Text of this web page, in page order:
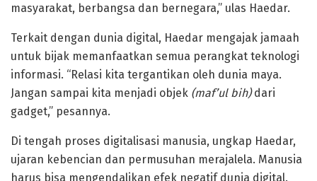
masyarakat, berbangsa dan bernegara,” ulas Haedar.
Terkait dengan dunia digital, Haedar mengajak jamaah
untuk bijak memanfaatkan semua perangkat teknologi
informasi. “Relasi kita tergantikan oleh dunia maya.
Jangan sampai kita menjadi objek (maf’ul bih)dari
gadget,” pesannya.
Di tengah proses digitalisasi manusia, ungkap Haedar,
ujaran kebencian dan permusuhan merajalela. Manusia
harus bisa mengendalikan efek negatif dunia digital.